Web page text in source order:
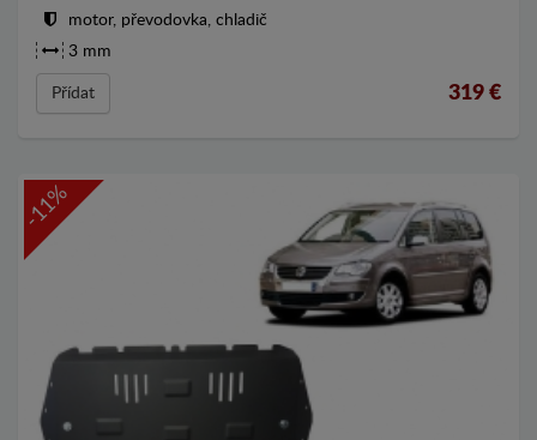
motor, převodovka, chladič
3 mm
Přídat 319 €
-11%